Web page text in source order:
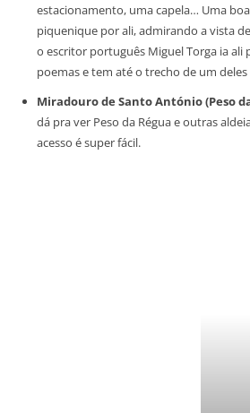
estacionamento, uma capela… Uma
piquenique por ali, admirando a vista
o escritor português Miguel Torga ia ali
poemas e tem até o trecho de um
Miradouro de Santo António (Peso
dá pra ver Peso da Régua e outras
acesso é super fácil.